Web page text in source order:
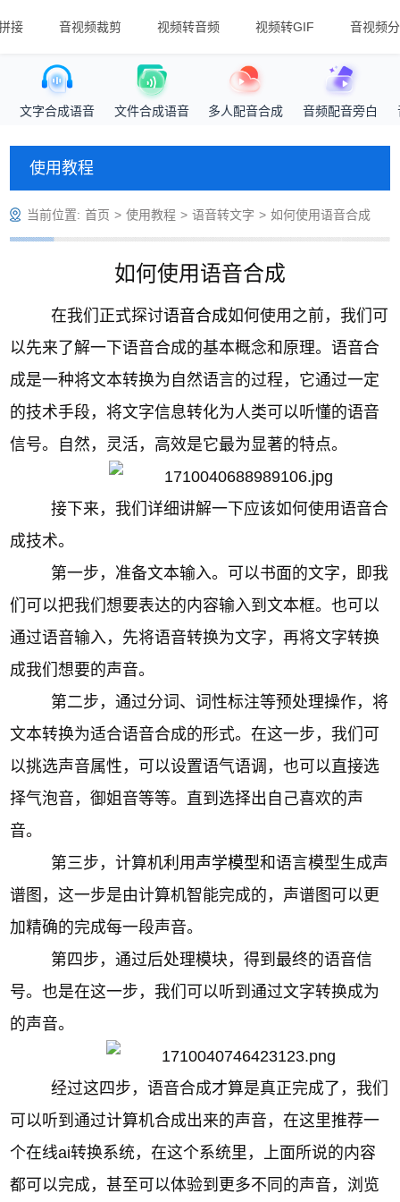
接 音视频裁剪 视频转音频 视频转GIF 音视频
文字合成语音 文件合成语音 多人配音合成 音频配音旁白
使用教程
当前位置: 首页 > 使用教程 > 语音转文字 > 如何使用语音合成
如何使用语音合成
在我们正式探讨语音合成如何使用之前，我们可
以先来了解一下语音合成的基本概念和原理。语音合
成是一种将文本转换为自然语言的过程，它通过一定
的技术手段，将文字信息转化为人类可以听懂的语音
信号。自然，灵活，高效是它最为显著的特点。
接下来，我们详细讲解一下应该如何使用语音合
成技术。
第一步，准备文本输入。可以书面的文字，即我
们可以把我们想要表达的内容输入到文本框。也可以
通过语音输入，先将语音转换为文字，再将文字转换
成我们想要的声音。
第二步，通过分词、词性标注等预处理操作，将
文本转换为适合语音合成的形式。在这一步，我们可
以挑选声音属性，可以设置语气语调，也可以直接选
择气泡音，御姐音等等。直到选择出自己喜欢的声
音。
第三步，计算机利用 声学模型和语言模型生成声
谱图，这一步是由计算机智能完成的，声谱图可以更
加精确的完成每一段声音。
第四步，通过后处理模块，得到最终的语音信
号。也是在这一步，我们可以听到通过文字转换成为
的声音。
经过这四步，语音合成才算是真正完成了，我们
可以听到通过计算机合成出来的声音，在这里推荐一
个在线ai转换系统，在这个系统里，上面所说的内容
都可以完成，甚至可以体验到更多不同的声音，浏览